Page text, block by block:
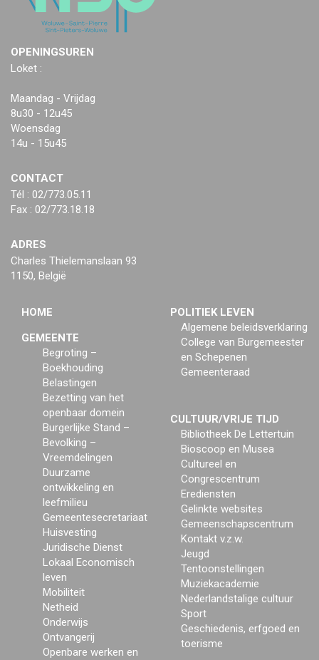
OPENINGSUREN
Loket :
Maandag - Vrijdag
8u30 - 12u45
Woensdag
14u - 15u45
CONTACT
Tél : 02/773.05.11
Fax : 02/773.18.18
ADRES
Charles Thielemanslaan 93
1150, België
HOME
GEMEENTE
Begroting –
Boekhouding
Belastingen
Bezetting van het
openbaar domein
Burgerlijke Stand –
Bevolking –
Vreemdelingen
Duurzame
ontwikkeling en
leefmilieu
Gemeentesecretariaat
Huisvesting
Juridische Dienst
Lokaal Economisch
leven
Mobiliteit
Netheid
Onderwijs
Ontvangerij
Openbare werken en
POLITIEK LEVEN
Algemene beleidsverklaring
College van Burgemeester
en Schepenen
Gemeenteraad
CULTUUR/VRIJE TIJD
Bibliotheek De Lettertuin
Bioscoop en Musea
Cultureel en
Congrescentrum
Erediensten
Gelinkte websites
Gemeenschapscentrum
Kontakt v.z.w.
Jeugd
Tentoonstellingen
Muziekacademie
Nederlandstalige cultuur
Sport
Geschiedenis, erfgoed en
toerisme